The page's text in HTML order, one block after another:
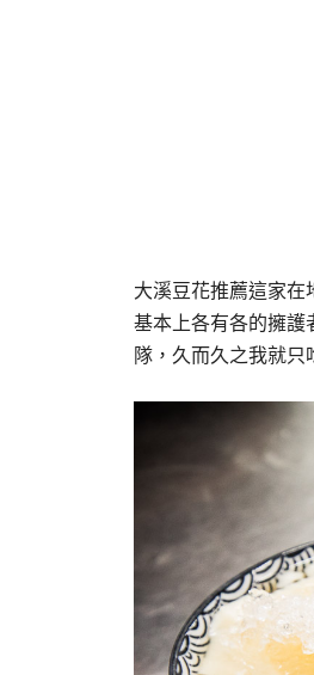
大溪豆花推薦這家在
基本上各有各的擁護
隊，久而久之我就